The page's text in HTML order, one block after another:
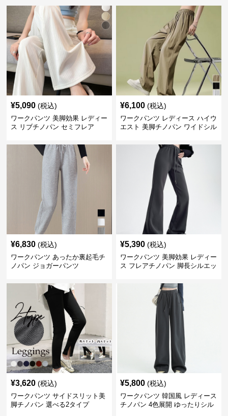
¥5,090 (税込)
ワークパンツ 美脚効果 レディー
ス リブチノパン セミフレア
¥6,100 (税込)
ワークパンツ レディース ハイウ
エスト 美脚チノパン ワイドシル
¥6,830 (税込)
ワークパンツ あったか裏起毛チ
ノパン ジョガーパンツ
¥5,390 (税込)
ワークパンツ 美脚効果 レディー
ス フレアチノパン 脚長シルエッ
¥3,620 (税込)
ワークパンツ サイドスリット美
脚チノパン 選べる2タイプ
¥5,800 (税込)
ワークパンツ 韓国風 レディース
チノパン 4色展開 ゆったりシル